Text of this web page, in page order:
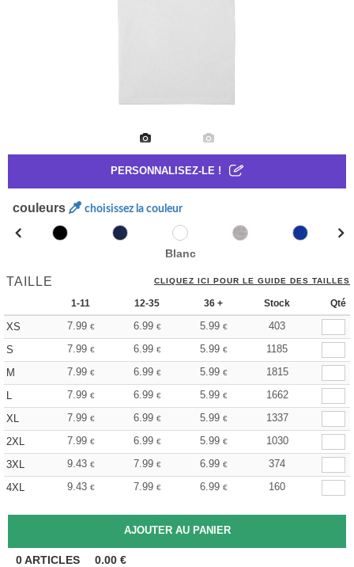
PERSONNALISEZ-LE !
couleurs choisissez la couleur
Blanc
TAILLE CLIQUEZ ICI POUR LE GUIDE DES TAILLES
1-11 12-35 36 + Stock Qté
XS 7.99 € 6.99 € 5.99 €
403
S
7.99 € 6.99 € 5.99 €
1185
M
7.99 € 6.99 € 5.99 €
1815
L
7.99 € 6.99 € 5.99 €
1662
XL
7.99 € 6.99 € 5.99 €
1337
2XL
7.99 € 6.99 € 5.99 €
1030
3XL
9.43 € 7.99 € 6.99 €
374
4XL
9.43 € 7.99 € 6.99 € 160
0ARTICLES 0.00 €